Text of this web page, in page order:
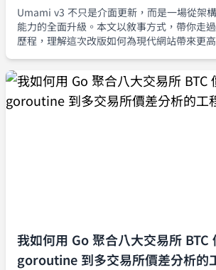
Umami v3 不只是介面更新，而是一場從架
能力的全面升級。本文以敘事方式，帶你走
歷程，理解這次改版如何為現代網站帶來更
我如何用 Go 聚合八大交易所 BTC
goroutine 到多交易所價差分析的